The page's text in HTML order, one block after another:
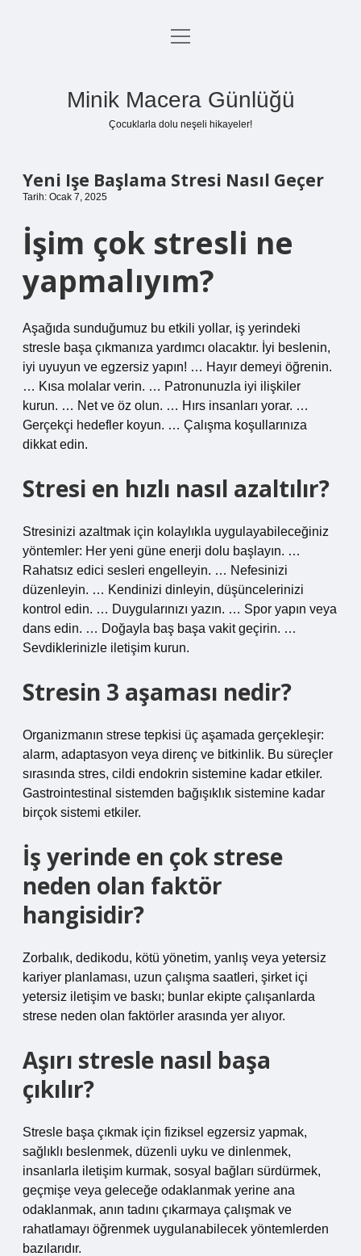
Anasayfa
menüyü
Minik Macera Günlüğü
Çocuklarla dolu neşeli hikayeler!
Yeni Işe Başlama Stresi Nasıl Geçer
Tarih: Ocak 7, 2025
İşim çok stresli ne
yapmalıyım?
Aşağıda sunduğumuz bu etkili yollar, iş yerindeki
stresle başa çıkmanıza yardımcı olacaktır. İyi beslenin,
iyi uyuyun ve egzersiz yapın! … Hayır demeyi öğrenin.
… Kısa molalar verin. … Patronunuzla iyi ilişkiler
kurun. … Net ve öz olun. … Hırs insanları yorar. …
Gerçekçi hedefler koyun. … Çalışma koşullarınıza
dikkat edin.
Stresi en hızlı nasıl azaltılır?
Stresinizi azaltmak için kolaylıkla uygulayabileceğiniz
yöntemler: Her yeni güne enerji dolu başlayın. …
Rahatsız edici sesleri engelleyin. … Nefesinizi
düzenleyin. … Kendinizi dinleyin, düşüncelerinizi
kontrol edin. … Duygularınızı yazın. … Spor yapın veya
dans edin. … Doğayla baş başa vakit geçirin. …
Sevdiklerinizle iletişim kurun.
Stresin 3 aşaması nedir?
Organizmanın strese tepkisi üç aşamada gerçekleşir:
alarm, adaptasyon veya direnç ve bitkinlik. Bu süreçler
sırasında stres, cildi endokrin sistemine kadar etkiler.
Gastrointestinal sistemden bağışıklık sistemine kadar
birçok sistemi etkiler.
İş yerinde en çok strese
neden olan faktör
hangisidir?
Zorbalık, dedikodu, kötü yönetim, yanlış veya yetersiz
kariyer planlaması, uzun çalışma saatleri, şirket içi
yetersiz iletişim ve baskı; bunlar ekipte çalışanlarda
strese neden olan faktörler arasında yer alıyor.
Aşırı stresle nasıl başa
çıkılır?
Stresle başa çıkmak için fiziksel egzersiz yapmak,
sağlıklı beslenmek, düzenli uyku ve dinlenmek,
insanlarla iletişim kurmak, sosyal bağları sürdürmek,
geçmişe veya geleceğe odaklanmak yerine ana
odaklanmak, anın tadını çıkarmaya çalışmak ve
rahatlamayı öğrenmek uygulanabilecek yöntemlerden
bazılarıdır.